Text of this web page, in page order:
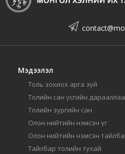
Мэдээлэл
Толь зохиох арга зүй
Толийн сан үсгийн
Толийн зургийн сан
Олон нийтийн нэмсэн үг
Олон нийтийн нэмсэн
Тайлбар толийн тухай